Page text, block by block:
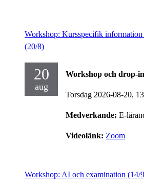
Workshop: Kursspecifik
(20/8)
20
aug
Workshop och drop-
Torsdag 2026-08-20,
Medverkande: E-
Videolänk: Zoom
Workshop: AI och examination (14/